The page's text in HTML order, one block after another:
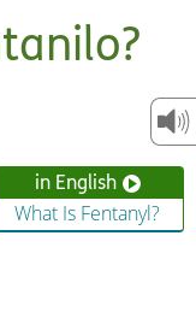
in English
What Is Fentanyl?